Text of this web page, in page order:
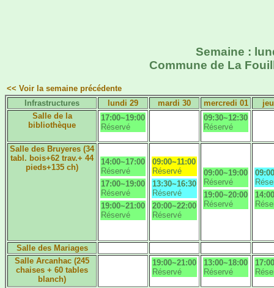
Semaine :
Commune de La
<< Voir la semaine précédente
Infrastructures
lundi 29 mardi 30 mercredi 01
Salle de la
bibliothèque
17:00~19:00
Réservé
09:30~12:30
Réservé
Salle des Bruyeres (34
tabl. bois+62 trav.+ 44
pieds+135 ch)
14:00~17:00
Réservé
17:00~19:00
Réservé
19:00~21:00
Réservé
09:00~11:00
Réservé
13:30~16:30
Réservé
20:00~22:00
Réservé
09:00~19:00
Réservé
19:00~20:00
Réservé
Salle des Mariages
Salle Arcanhac (245
chaises + 60 tables
blanch)
19:00~21:00
Réservé
13:00~18:00
Réservé